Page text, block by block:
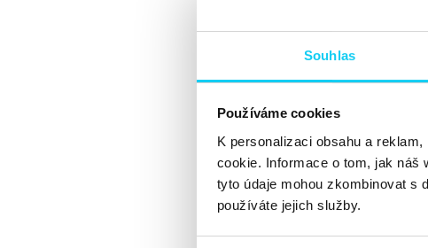
Souhlas
Používáme cookies
K personalizaci obsahu a
cookie. Informace o tom, jak náš
tyto údaje mohou zkombinovat s
používáte jejich služby.